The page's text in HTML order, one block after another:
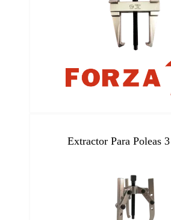
Extractor Para Poleas